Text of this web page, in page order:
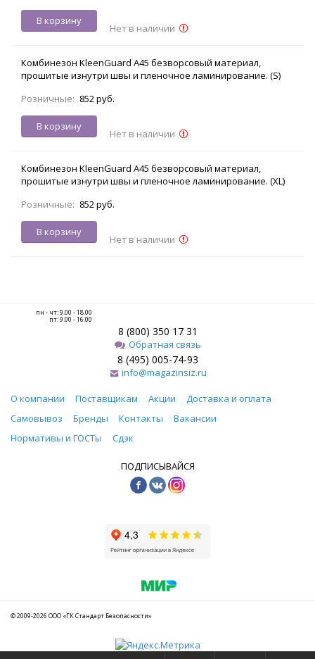
В корзину
Нет в наличии
Комбинезон KleenGuard A45 безворсовый материал,
прошитые изнутри швы и пленочное ламинирование. (S)
Розничные: 852 руб.
В корзину
Нет в наличии
Комбинезон KleenGuard A45 безворсовый материал,
прошитые изнутри швы и пленочное ламинирование. (XL)
Розничные: 852 руб.
В корзину
Нет в наличии
пн - чт: 9.00 - 18.00
пт: 9.00 - 16.00
8 (800) 350 17 31
Обратная связь
8 (495) 005-74-93
info@magazinsiz.ru
О компании Поставщикам Акции
Доставка и оплата
Самовывоз
Бренды Контакты
Вакансии
Нормативы и ГОСТы
Сдэк
ПОДПИСЫВАЙСЯ
© 2009-2026 ООО «ГК Стандарт Безопасности»